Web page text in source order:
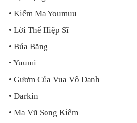
• Kiếm Ma Youmuu
• Lời Thế Hiệp Sĩ
• Búa Băng
• Yuumi
• Gươm Của Vua Vô Danh
• Darkin
• Ma Vũ Song Kiếm